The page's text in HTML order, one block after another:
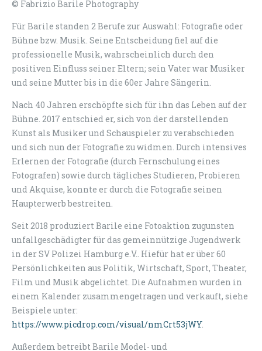
© Fabrizio Barile Photography
Für Barile standen 2 Berufe zur Auswahl: Fotografie oder
Bühne bzw. Musik. Seine Entscheidung fiel auf die
professionelle Musik, wahrscheinlich durch den
positiven Einfluss seiner Eltern; sein Vater war Musiker
und seine Mutter bis in die 60er Jahre Sängerin.
Nach 40 Jahren erschöpfte sich für ihn das Leben auf der
Bühne. 2017 entschied er, sich von der darstellenden
Kunst als Musiker und Schauspieler zu verabschieden
und sich nun der Fotografie zu widmen. Durch intensives
Erlernen der Fotografie (durch Fernschulung eines
Fotografen) sowie durch tägliches Studieren, Probieren
und Akquise, konnte er durch die Fotografie seinen
Haupterwerb bestreiten.
Seit 2018 produziert Barile eine Fotoaktion zugunsten
unfallgeschädigter für das gemeinnützige Jugendwerk
in der SV Polizei Hamburg e.V.. Hiefür hat er über 60
Persönlichkeiten aus Politik, Wirtschaft, Sport, Theater,
Film und Musik abgelichtet. Die Aufnahmen wurden in
einem Kalender zusammengetragen und verkauft, siehe
Beispiele unter:
https://www.picdrop.com/visual/nmCrt53jWY.
Außerdem betreibt Barile Model- und